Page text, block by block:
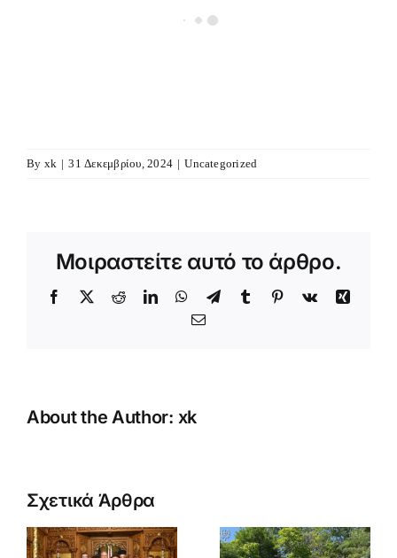
By xk | 31 Δεκεμβρίου, 2024 | Uncategorized
Μοιραστείτε αυτό το άρθρο.
Facebook
X RedditLinkedInWhatsApp
TelegramTumblr Pinterest
Vk
Xing
Email
About the Author: xk
Σχετικά Άρθρα
Δημοτικού
(B’
Μεγάλη